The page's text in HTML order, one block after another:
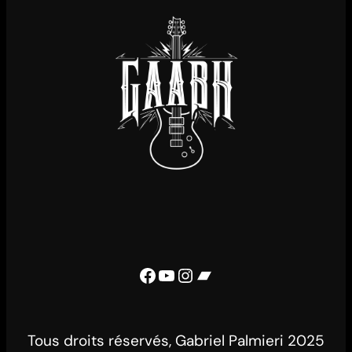
Facebook
YouTube
Instagram
Bandcamp
Tous droits réservés, Gabriel Palmieri 2025